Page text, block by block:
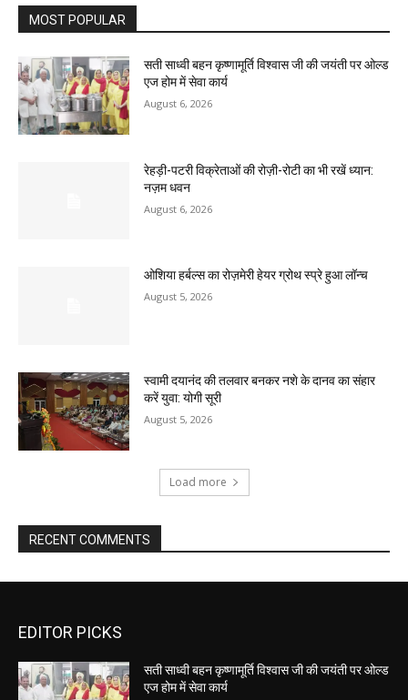
MOST POPULAR
सती साध्वी बहन कृष्णामूर्ति विश्वास जी की जयंती पर ओल्ड
एज होम में सेवा कार्य
August 6, 2026
रेहड़ी-पटरी विक्रेताओं की रोज़ी-रोटी का भी रखें ध्यान:
नज़म धवन
August 6, 2026
ओशिया हर्बल्स का रोज़मेरी हेयर ग्रोथ स्प्रे हुआ लॉन्च
August 5, 2026
स्वामी दयानंद की तलवार बनकर नशे के दानव का संहार
करें युवा: योगी सूरी
August 5, 2026
Load more
RECENT COMMENTS
EDITOR PICKS
सती साध्वी बहन कृष्णामूर्ति विश्वास जी की जयंती पर ओल्ड
एज होम में सेवा कार्य